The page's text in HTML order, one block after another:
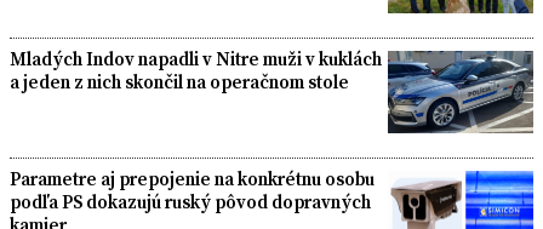
Mladých Indov napadli v Nitre muži v kuklách
a jeden z nich skončil na operačnom stole
Parametre aj prepojenie na konkrétnu osobu
podľa PS dokazujú ruský pôvod dopravných